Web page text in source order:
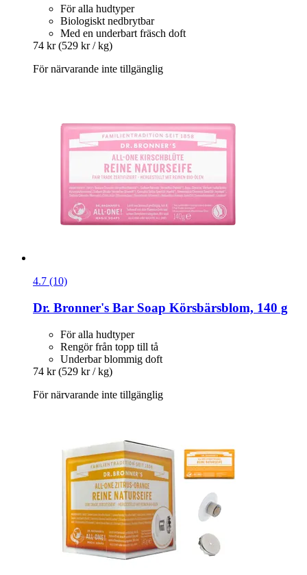
För alla hudtyper
Biologiskt nedbrytbar
Med en underbart fräsch doft
74 kr (529 kr / kg)
För närvarande inte tillgänglig
4.7 (10)
Dr. Bronner's Bar Soap Körsbärsblom, 140 g
För alla hudtyper
Rengör från topp till tå
Underbar blommig doft
74 kr (529 kr / kg)
För närvarande inte tillgänglig